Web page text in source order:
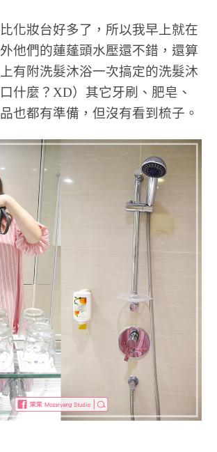
化妝台好多了，所以我早上就在
他們的蓮蓬頭水壓還不錯，還算
有附洗髮沐浴一次搞定的洗髮沐
什麼？XD）其它牙刷、肥皂、
也都有準備，但沒有看到梳子。